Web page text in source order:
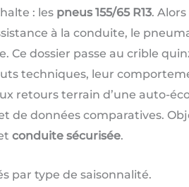
: les pneus 155/65 R13.
à la conduite, le
Ce dossier passe au crible
techniques, leur
retours terrain d’une auto-
de données comparatives.
conduite sécurisée.
par type de saisonnalité.